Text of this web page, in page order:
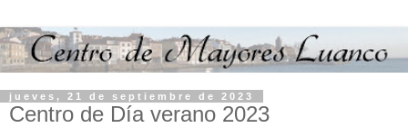
jueves, 21 de septiembre de 2023
Centro de Día verano 2023